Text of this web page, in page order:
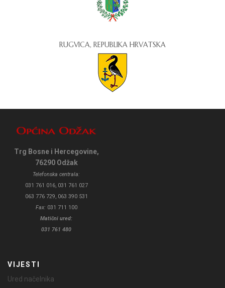
RUGVICA, REPUBLIKA HRVATSKA
Trg Bosne i Hercegovine,
76290 Odžak
Telefonska centrala:
031 761 016, 031 761 027
063 776 729, 063 390 531
Fax: 031 711 100
Matični ured:
031 761 480
VIJESTI
Ured načelnika